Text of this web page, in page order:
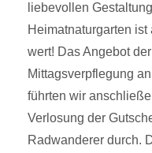
liebevollen
Heimatnaturgarten
wert! Das Angebot
Mittagsverpflegung
führten wir
Verlosung der
Radwanderer durch.